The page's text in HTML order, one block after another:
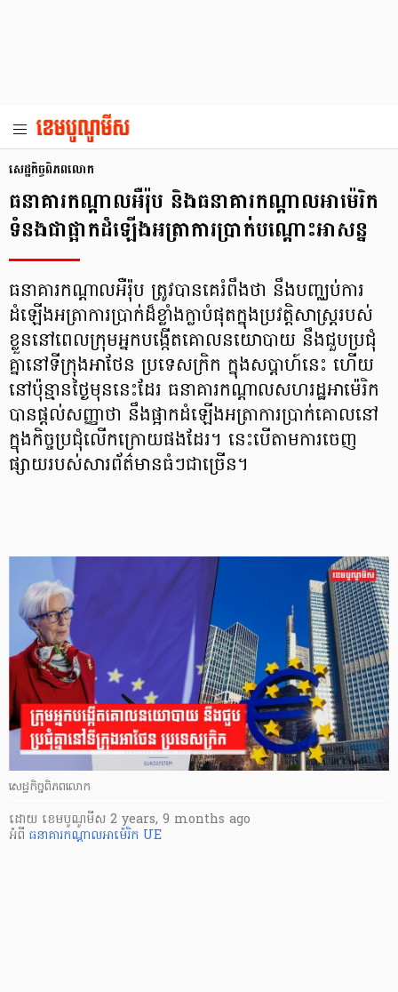
សេដ្ឋកិច្ចពិភពលោក
ធនាគារកណ្ដាលអឺរ៉ុប និងធនាគារកណ្ដាលអាម៉េរិក
ទំនងជាផ្អាកដំឡើងអត្រាការប្រាក់បណ្ដោះអាសន្ន
ធនាគារកណ្តាលអឺរ៉ុប ត្រូវបានគេរំពឹងថា នឹងបញ្ឈប់ការ
ដំឡើងអត្រាការប្រាក់ដ៏ខ្លាំងក្លាបំផុតក្នុងប្រវត្តិសាស្ត្ររបស់
ខ្លួននៅពេលក្រុមអ្នកបង្កើតគោលនយោបាយ នឹងជួបប្រជុំ
គ្នានៅទីក្រុងអាថែន ប្រទេសក្រិក ក្នុងសប្តាហ៍នេះ ហើយ
នៅប៉ុន្មានថ្ងៃមុននេះដែរ ធនាគារកណ្ដាលសហរដ្ឋអាម៉េរិក
បានផ្ដល់សញ្ញាថា នឹងផ្អាកដំឡើងអត្រាការប្រាក់គោលនៅ
ក្នុងកិច្ចប្រជុំលើកក្រោយផងដែរ។ នេះបើតាមការចេញ
ផ្សាយរបស់សារព័ត៌មានធំៗជាច្រើន។
សេដ្ឋកិច្ចពិភពលោក
ដោយ ​ ខេមបូណូមីស 2 years, 9 months ago
អំពី ធនាគារកណ្ដាលអាម៉េរិក UE